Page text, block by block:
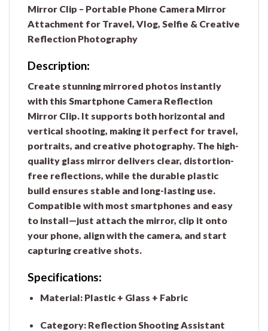
Mirror Clip – Portable Phone Camera Mirror
Attachment for Travel, Vlog, Selfie & Creative
Reflection Photography
Description:
Create stunning mirrored photos instantly
with this Smartphone Camera Reflection
Mirror Clip. It supports both horizontal and
vertical shooting, making it perfect for travel,
portraits, and creative photography. The high-
quality glass mirror delivers clear, distortion-
free reflections, while the durable plastic
build ensures stable and long-lasting use.
Compatible with most smartphones and easy
to install—just attach the mirror, clip it onto
your phone, align with the camera, and start
capturing creative shots.
Specifications:
Material:Plastic + Glass + Fabric
Category:Reflection Shooting Assistant